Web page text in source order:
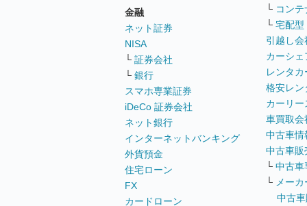
金融
ネット証券
NISA
└ 証券会社
└ 銀行
スマホ専業証券
iDeCo 証券会社
ネット銀行
インターネットバンキング
外貨預金
住宅ローン
FX
カードローン
└ コンテ
└ 宅配型
引越し会
カーシ
レンタカ
格安レン
カーリー
車買取会
中古車情
中古車販
└ 中古車
└ メーカ
中古車